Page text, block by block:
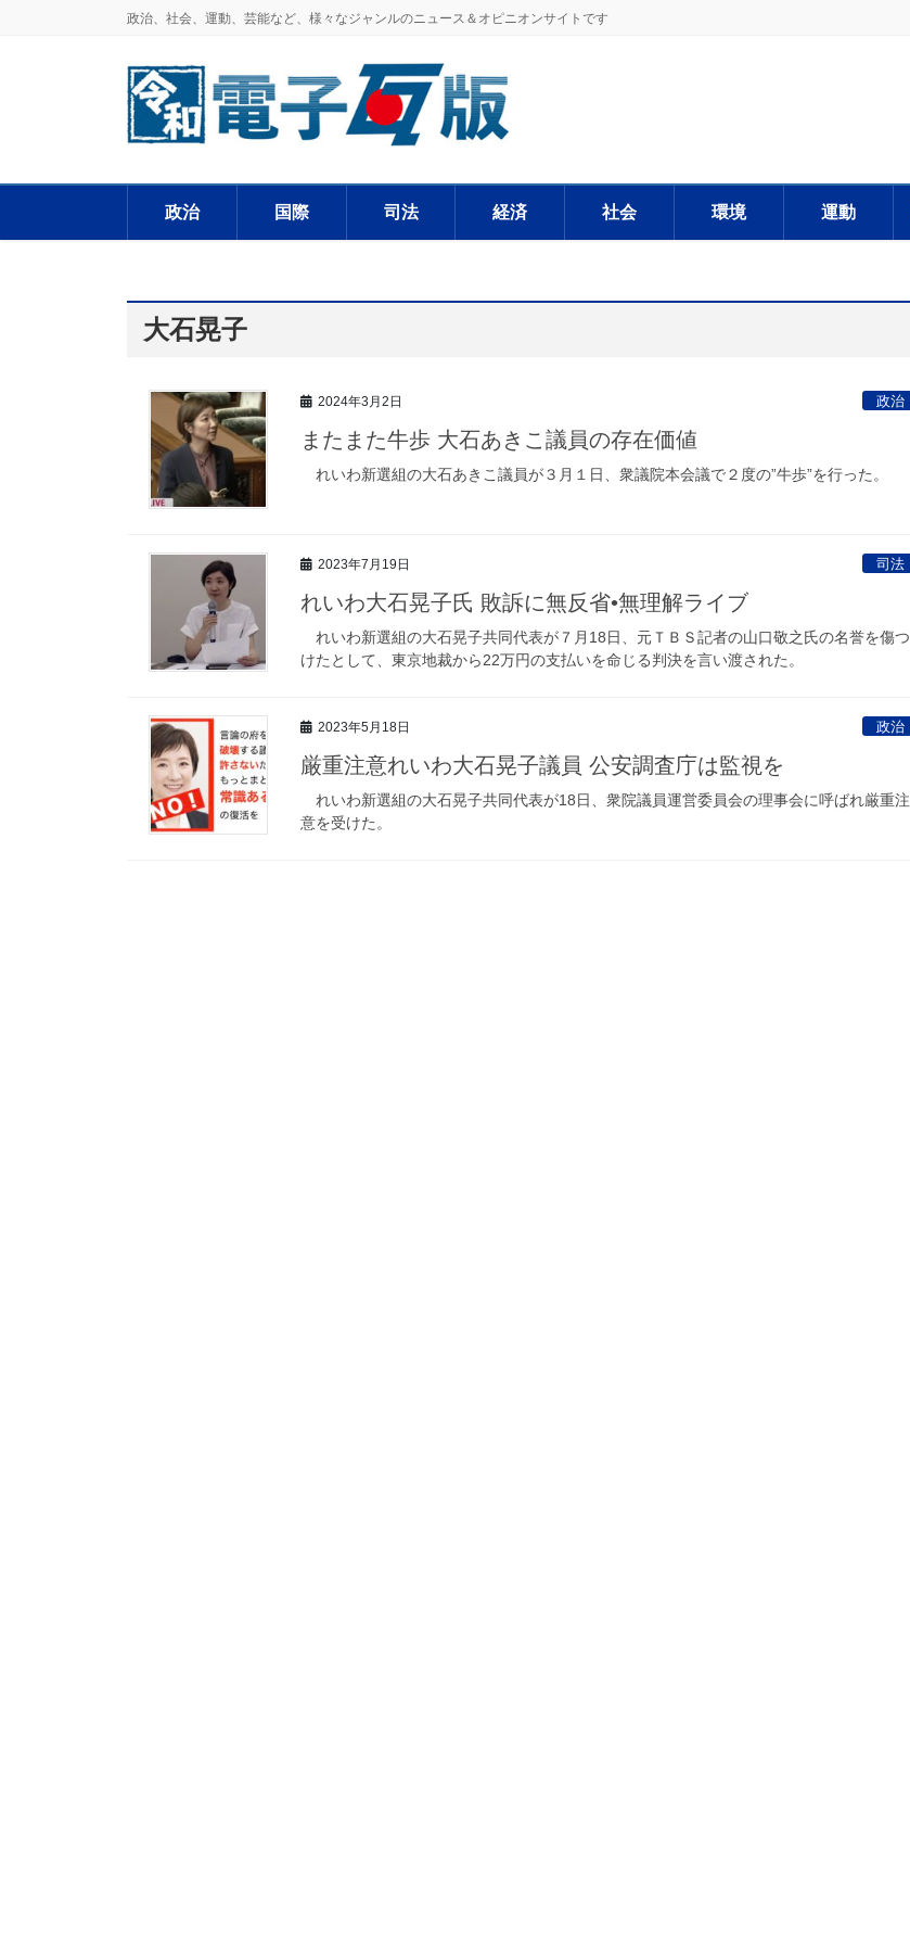
政治、社会、運動、芸能など、様々なジャンルのニュース＆オピニオンサイトです
政治 国際 司法 経済 社会 環境 運動
大石晃子
2024年3月2日 政治
またまた牛歩 大石あきこ議員の存在価値
れいわ新選組の大石あきこ議員が３月１日、衆議院本会議で２度の”牛歩”を行った。
2023年7月19日 司法
れいわ大石晃子氏 敗訴に無反省•無理解ライブ
れいわ新選組の大石晃子共同代表が７月18日、元ＴＢＳ記者の山口敬之氏の名誉を傷つ
けたとして、東京地裁から22万円の支払いを命じる判決を言い渡された。
2023年5月18日 政治
厳重注意れいわ大石晃子議員 公安調査庁は監視を
れいわ新選組の大石晃子共同代表が18日、衆院議員運営委員会の理事会に呼ばれ厳重注
意を受けた。